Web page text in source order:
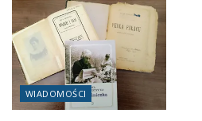
WIADOMOŚCI